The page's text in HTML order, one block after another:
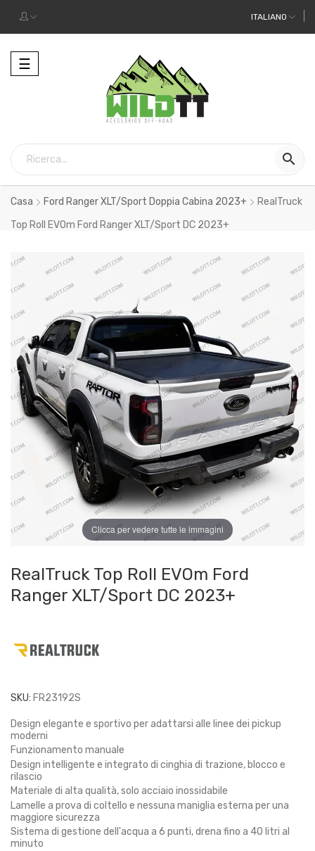
ITALIANO
Toggle
navigation
☰

Casa Ford Ranger XLT/Sport Doppia Cabina 2023+
RealTruck
Top Roll EVOm Ford Ranger XLT/Sport DC 2023+
Clicca per vedere tutte le immagini
RealTruck Top Roll EVOm Ford
Ranger XLT/Sport DC 2023+
SKU: FR23192S
Design elegante e sportivo per adattarsi alle linee dei pickup
moderni
Funzionamento manuale
Design intelligente e integrato di cinghia di trazione, blocco e
rilascio
Materiale di alta qualità, solo acciaio inossidabile
Lamelle a prova di coltello e nessuna maniglia esterna per una
maggiore sicurezza
Sistema di gestione dell'acqua a 6 punti, drena fino a 40 litri al
minuto